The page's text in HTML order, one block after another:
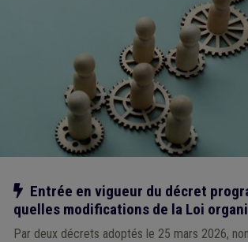
Notre action
Entrée en vigueur du décret
quelles modifications de la Loi
Par deux décrets adoptés le 25 mars 2026,